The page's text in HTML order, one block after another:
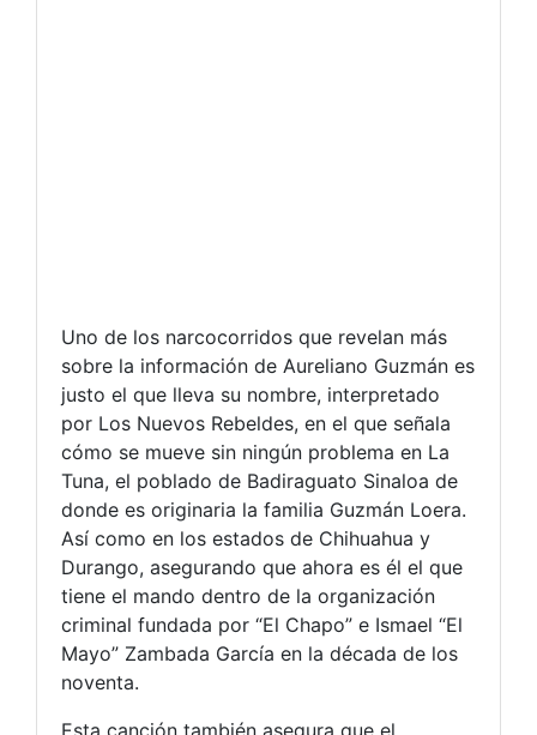
Uno de los narcocorridos que revelan más
sobre la información de Aureliano Guzmán es
justo el que lleva su nombre, interpretado
por Los Nuevos Rebeldes, en el que señala
cómo se mueve sin ningún problema en La
Tuna, el poblado de Badiraguato Sinaloa de
donde es originaria la familia Guzmán Loera.
Así como en los estados de Chihuahua y
Durango, asegurando que ahora es él el que
tiene el mando dentro de la organización
criminal fundada por “El Chapo” e Ismael “El
Mayo” Zambada García en la década de los
noventa.
Esta canción también asegura que el